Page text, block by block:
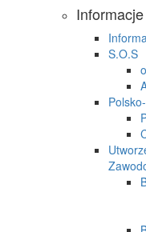
Informacje
S.O.S